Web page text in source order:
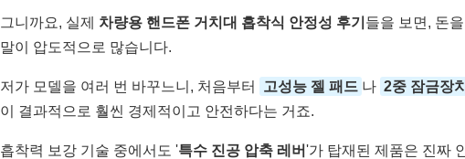
그니까요, 실제 차량용 핸드폰 거치대 흡착식 안정성 후기 들을 보면, 돈
말이 압도적으로 많습니다.
저가 모델을 여러 번 바꾸느니, 처음부터 고성능 젤 패드 나 2중 잠금장치
이 결과적으로 훨씬 경제적이고 안전하다는 거죠.
흡착력 보강 기술 중에서도 '특수 진공 압축 레버'가 탑재된 제품은 진짜